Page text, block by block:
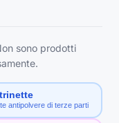
sono prodotti
antipolvere di terze parti